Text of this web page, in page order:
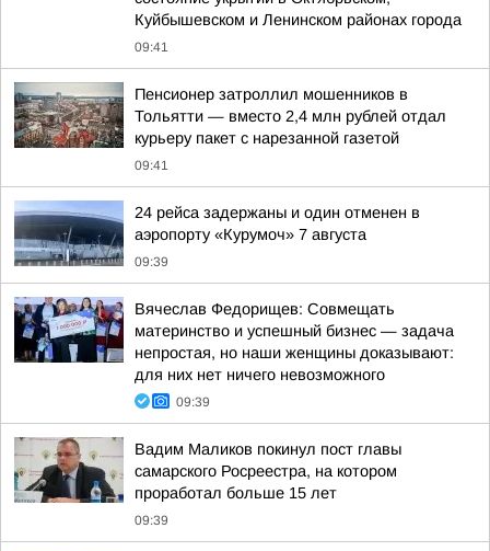
Куйбышевском и Ленинском районах города
09:41
Пенсионер затроллил мошенников в
Тольятти — вместо 2,4 млн рублей отдал
курьеру пакет с нарезанной газетой
09:41
24 рейса задержаны и один отменен в
аэропорту «Курумоч» 7 августа
09:39
Вячеслав Федорищев: Совмещать
материнство и успешный бизнес — задача
непростая, но наши женщины доказывают:
для них нет ничего невозможного
09:39
Вадим Маликов покинул пост главы
самарского Росреестра, на котором
проработал больше 15 лет
09:39